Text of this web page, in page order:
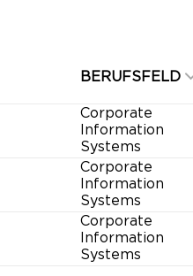
BERUFSFELD
Corporate
Information
Systems
Corporate
Information
Systems
Corporate
Information
Systems